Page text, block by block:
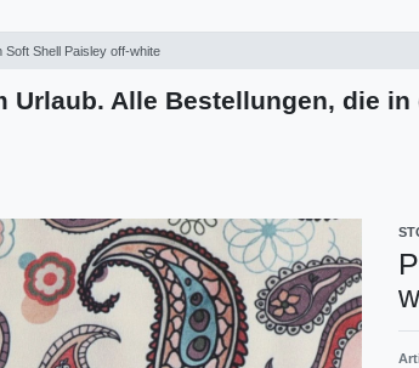
Soft Shell Paisley off-white
Urlaub. Alle Bestellungen, die